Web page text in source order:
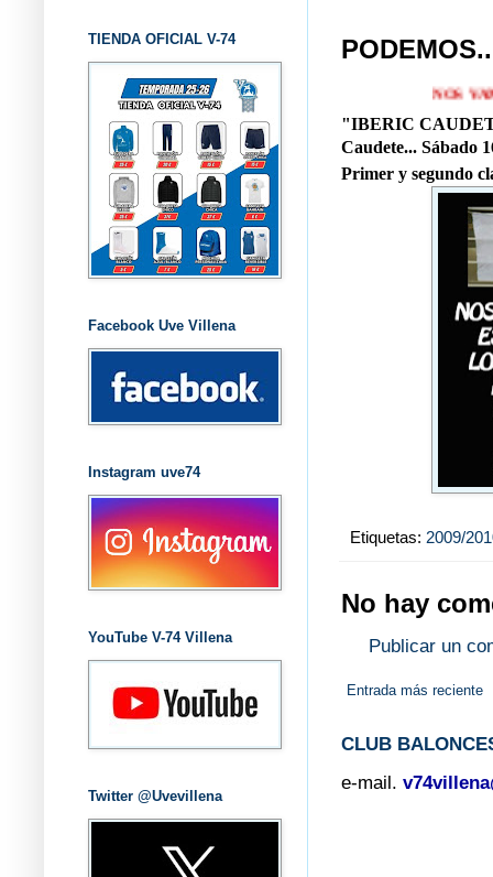
NOS VAMOS A
"IBERIC
Caudete... Sábado
Primer y segundo
Etiquetas: 2009/
No hay
Publicar un
Entrada más reciente
CLUB
e-mail.
TIENDA OFICIAL V-74
Facebook Uve Villena
Instagram uve74
YouTube V-74 Villena
Twitter @Uvevillena